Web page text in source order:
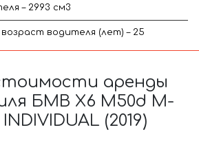
– 2993 см3
водителя (лет) – 25
аренды
БМВ X6 M50d M-
(2019)